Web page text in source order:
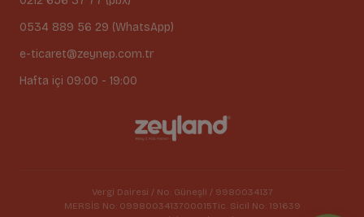
0534 889 56 29 (WhatsApp)
e-ticaret@zeynep.com.tr
Hafta içi 09:00 - 19:00
Vergi Dairesi / No: Güneşli / 9980034137
MERSİS No: 0998003413700015Tic. Sicil No: 191639